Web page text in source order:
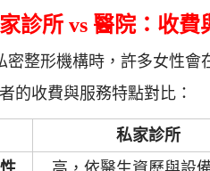
診所 vs 醫院：收費
密整形機構時，許多女性
的收費與服務特點對比：
私家診所